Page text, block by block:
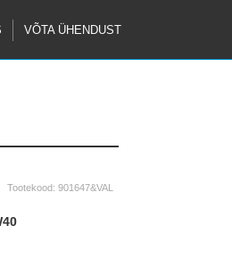
VÕTA ÜHENDUST
Tootekood: 901647&VAL